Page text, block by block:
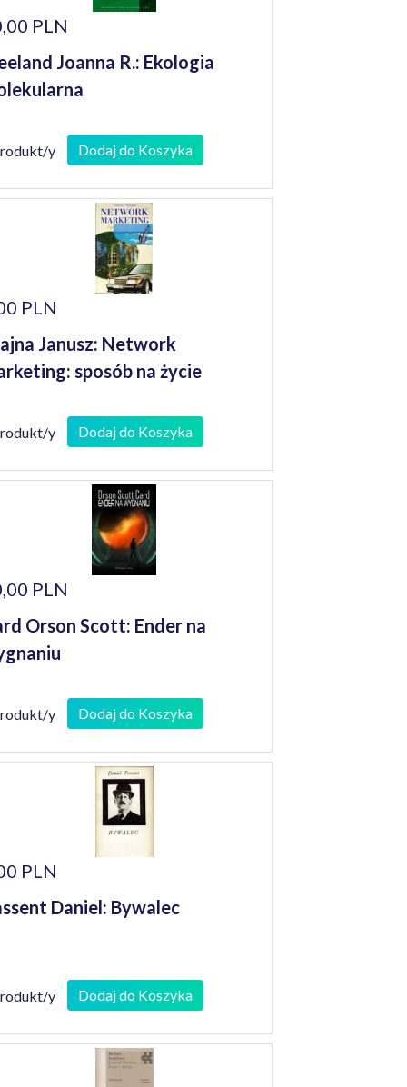
PLN
Joanna R.: Ekologia
y Dodaj do Koszyka
PLN
Janusz: Network
sposób na życie
y Dodaj do Koszyka
PLN
Orson Scott: Ender na
y Dodaj do Koszyka
PLN
Daniel: Bywalec
y Dodaj do Koszyka